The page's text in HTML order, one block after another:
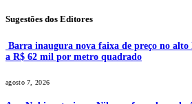
Sugestões dos Editores
Barra inaugura nova faixa de preço no alto
a R$ 62 mil por metro quadrado
agosto 7, 2026